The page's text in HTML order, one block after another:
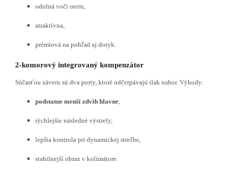
odolná voči oteru,
atraktívna,
prémiová na pohľad aj dotyk.
2-komorový integrovaný kompenzátor
Súčasťou záveru sú dva porty, ktoré odčerpávajú tlak nahor. Výhody:
podstatne menší zdvih hlavne
rýchlejšie následné výstrely,
lepšia kontrola pri dynamickej streľbe,
stabilnejší obraz v kolimátore.